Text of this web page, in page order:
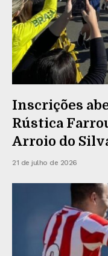
Inscrições
Rústica
Arroio do
21 de julho de 2026